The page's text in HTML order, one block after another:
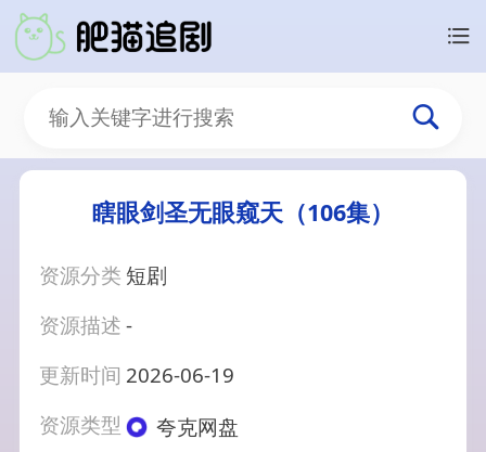
瞎眼剑圣无眼窥天（106集）
资源分类 短剧
资源描述-
更新时间 2026-06-19
资源类型
夸克网盘